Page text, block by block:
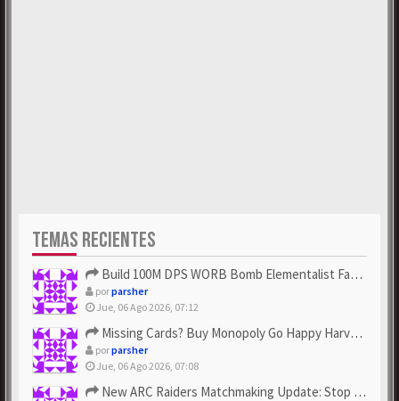
TEMAS RECIENTES
Build 100M DPS WORB Bomb Elementalist Fast - Grab POE Curren...
porparsher
Jue, 06 Ago 2026, 07:12
Missing Cards? Buy Monopoly Go Happy Harvest with Looney Tun...
porparsher
Jue, 06 Ago 2026, 07:08
New ARC Raiders Matchmaking Update: Stop Failed - Grab Bluep...